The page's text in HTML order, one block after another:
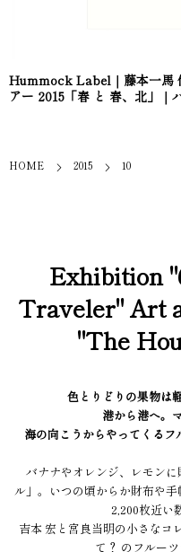
Hummock Label｜藤本一馬
アー 2015「春 と 春、北」｜
HOME 2015 10
Exhibition
Traveler" Art
"The
色とりどりの果物は
港から港へ。
海の向こうからやってくる
バナナやオレンジ、レモン
ル」。いつの頃からか財布や
2,200枚近い
吉本 宏と宮良当明の小さなコ
て？ のフルー